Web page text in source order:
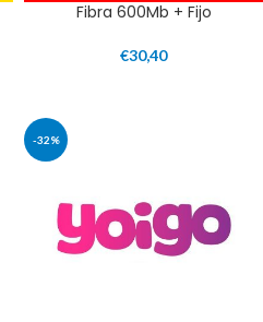
Fibra 600Mb + Fijo
€30,40
-32%